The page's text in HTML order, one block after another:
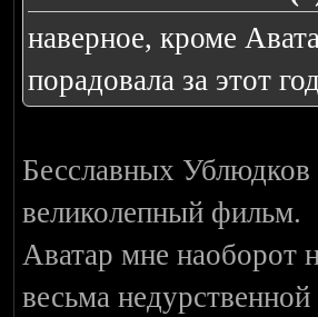
наверное, кроме
порадовала за этот
Бесславных Ублюдков
великолепный фильм.
Аватар мне наоборот
весьма